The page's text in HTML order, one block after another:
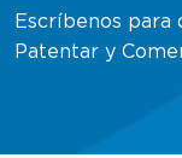
Escríbenos para
Patentar y